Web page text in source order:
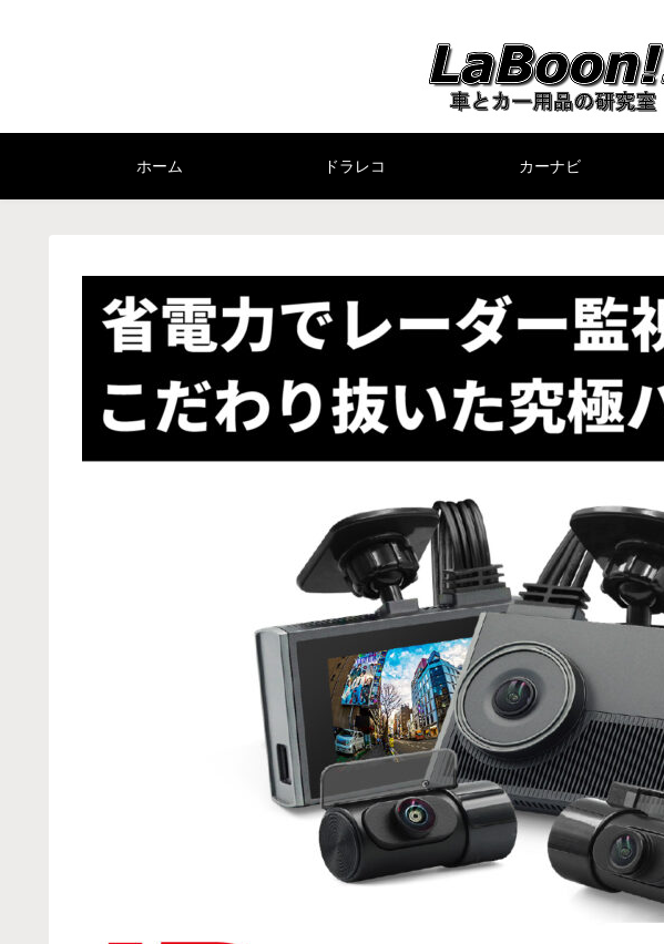
ホーム ドラレコ カーナビ